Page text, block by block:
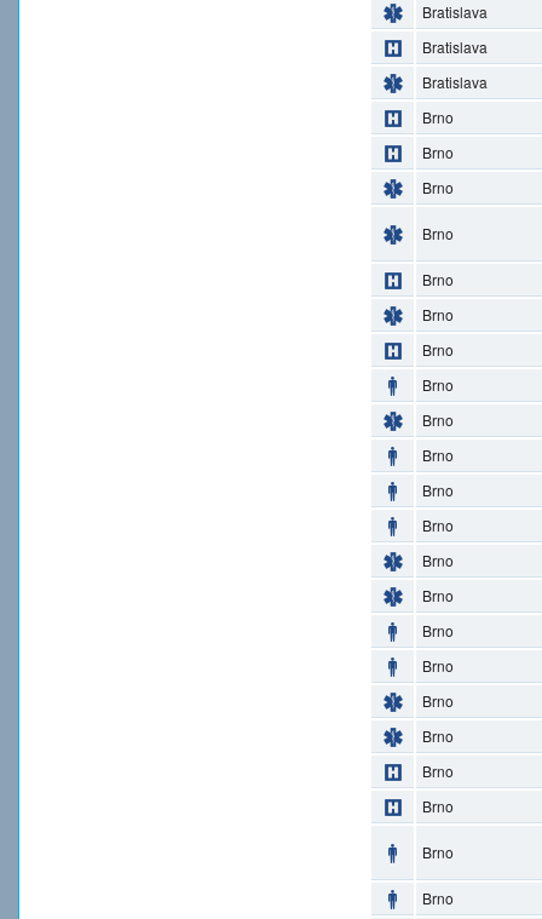
Bratislava
Bratislava
Bratislava
Brno
Brno
Brno
Brno
Brno
Brno
Brno
Brno
Brno
Brno
Brno
Brno
Brno
Brno
Brno
Brno
Brno
Brno
Brno
Brno
Brno
Brno